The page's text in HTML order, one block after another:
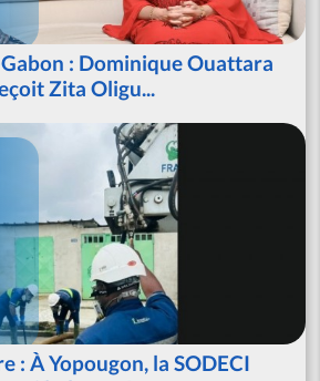
: Dominique Ouattara
Zita Oligu...
: À Yopougon, la SODECI